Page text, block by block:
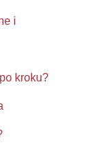
i
kroku?